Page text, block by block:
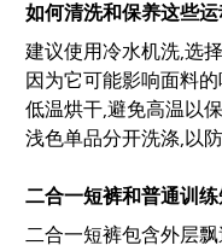
如何清洗和保养这些
建议使用冷水机洗,选
因为它可能影响面料
低温烘干,避免高温以
浅色单品分开洗涤,以防
二合一短裤和普通训
二合一短裤包含外层